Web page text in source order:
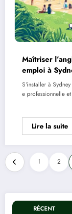
Maîtriser
emploi à
S'installer à
e professionnelle
Lire la suite
Pagination
des
publications
1 2
RÉCENT